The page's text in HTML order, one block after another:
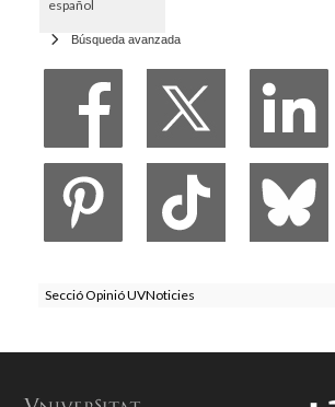
español
Búsqueda avanzada
Secció Opinió UVNoticies